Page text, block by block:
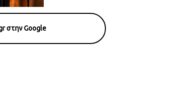
στην Google